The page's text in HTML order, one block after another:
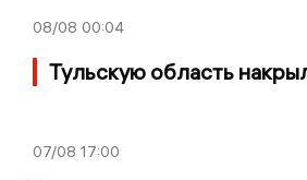
08/08 00:04
Тульскую область
07/08 17:00